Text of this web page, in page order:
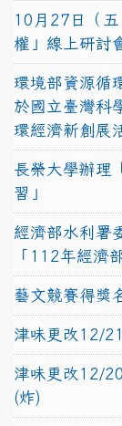
10月27日（
權」線上研討
環境部資源循
於國立臺灣科
環經濟新創展
長榮大學辦理
習」
經濟部水利署
「112年經濟
藝文競賽得獎
津味更改12/
津味更改12/
(炸)